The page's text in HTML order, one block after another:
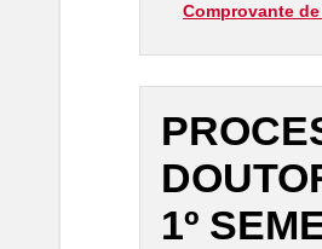
Comprovante
1º